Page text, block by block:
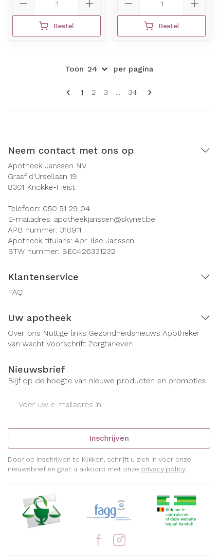
Bestel Bestel
Pagina's
U lees momenteel pagina
1 Pagina
2 Pagina
3 ... Pagina
34
Toon per pagina
Neem contact met ons op
Apotheek Janssen NV
Graaf d'Ursellaan 19
8301 Knokke-Heist
Telefoon: 050 51 29 04
E-mailadres: apotheekjanssen@skynet.be
APB nummer: 310911
Apotheek titularis: Apr. Ilse Janssen
BTW nummer: BE0426331232
Klantenservice
FAQ
Uw apotheek
Over ons Nuttige links Gezondheidsnieuws Apotheker
van wacht Voorschrift Zorgtarieven
Nieuwsbrief
Blijf op de hoogte van nieuwe producten en promoties
Inschrijven
Door op inschrijven te klikken, schrijft u zich in voor onze
nieuwsbrief en gaat u akkoord met onze privacy policy.